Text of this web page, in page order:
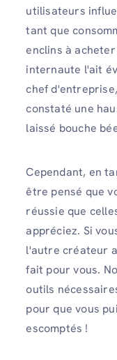
utilisateurs
tant que
enclins à
internaute l'ait
chef
constaté une
laissé bouche
Cependant, en
être pensé que
réussie que
appréciez. Si
l'autre créateur
fait pour vous.
outils
pour que vous
escomptés !